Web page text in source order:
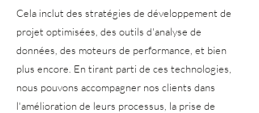
Cela inclut des stratégies de développement de
projet optimisées, des outils d'analyse de
données, des moteurs de performance, et bien
plus encore. En tirant parti de ces technologies,
nous pouvons accompagner nos clients dans
l'amélioration de leurs processus, la prise de